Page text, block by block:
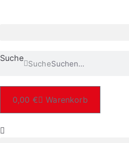
Suche
Suche
0,00 € Warenkorb